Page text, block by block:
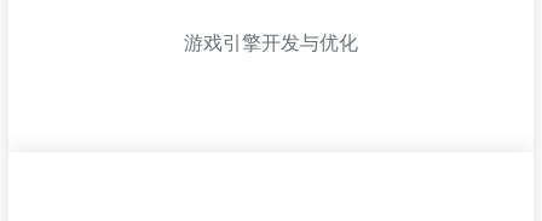
游戏引擎开发与优化